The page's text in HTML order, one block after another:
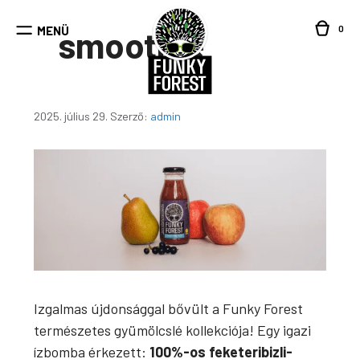
MENÜ 0
smoothie
2025. július 29. Szerző: admin
Izgalmas újdonsággal bővült a Funky Forest
természetes gyümölcslé kollekciója! Egy igazi
ízbomba érkezett: 100%-os feketeribizli-